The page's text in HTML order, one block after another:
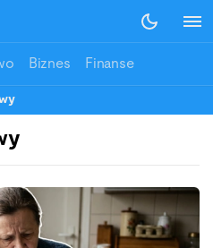
Biznes Finanse